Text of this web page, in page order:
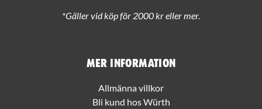
Mer information
Allmänna villkor
Bli kund hos Würth
*Gäller vid köp för 2000 kr eller mer.